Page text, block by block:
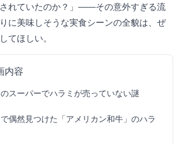
されていたのか？」――その意外すぎる流
に美味しそうな実食シーンの全貌は、ぜ
てほしい。
内容
スーパーでハラミが売っていない謎
偶然見つけた「アメリカン和牛」のハラ